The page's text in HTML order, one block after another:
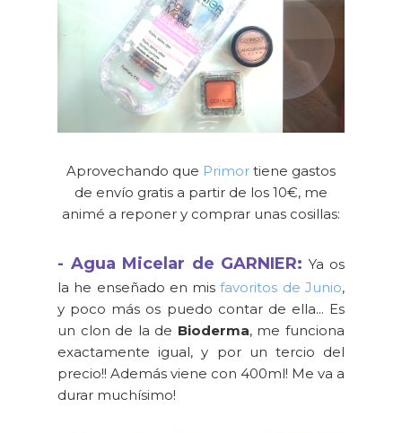
Aprovechando que Primor tiene gastos
de envío gratis a partir de los 10€, me
animé a reponer y comprar unas cosillas:
- Agua Micelar de GARNIER: Ya os
la he enseñado en mis favoritos de Junio,
y poco más os puedo contar de ella... Es
un clon de la de Bioderma, me funciona
exactamente igual, y por un tercio del
precio!! Además viene con 400ml! Me va a
durar muchísimo!